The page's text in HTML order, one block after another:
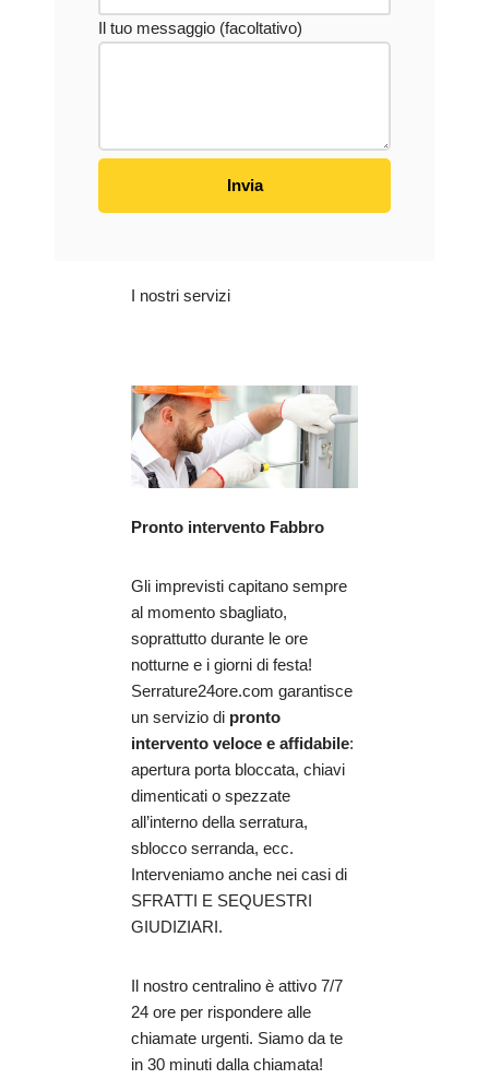
Il tuo messaggio (facoltativo)
I nostri servizi
Pronto intervento Fabbro
Gli imprevisti capitano sempre
al momento sbagliato,
soprattutto durante le ore
notturne e i giorni di festa!
Serrature24ore.com garantisce
un servizio di pronto
intervento veloce e affidabile:
apertura porta bloccata, chiavi
dimenticati o spezzate
all’interno della serratura,
sblocco serranda, ecc.
Interveniamo anche nei casi di
SFRATTI E SEQUESTRI
GIUDIZIARI.
Il nostro centralino è attivo 7/7
24 ore per rispondere alle
chiamate urgenti. Siamo da te
in 30 minuti dalla chiamata!